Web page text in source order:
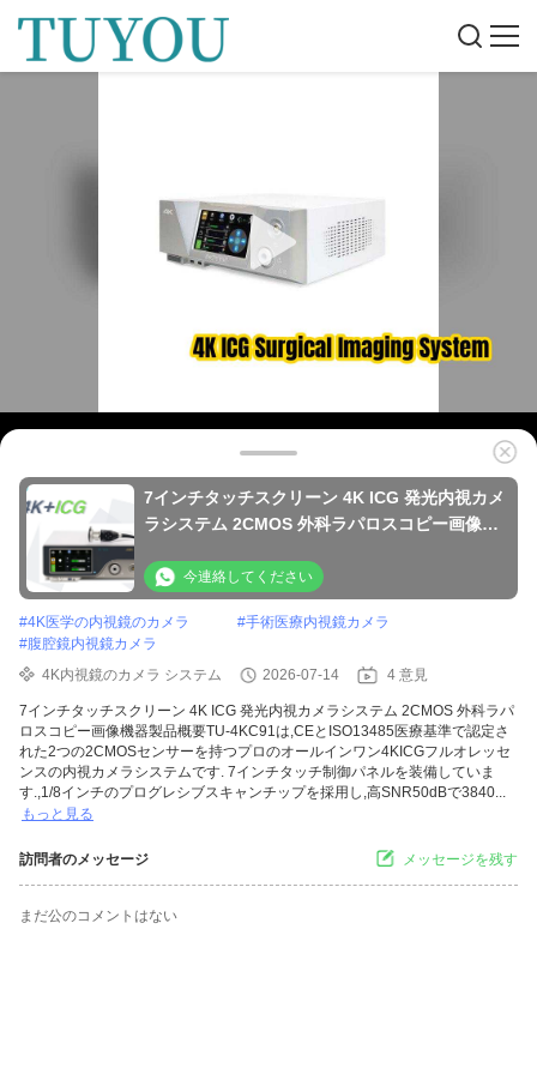
7インチタッチスクリーン 4K ICG 発光内視カメ
ラシステム 2CMOS 外科ラパロスコピー画像機
今連絡してください
#4K医学の内視鏡のカメラ #手術医療内視鏡カメラ
#腹腔鏡内視鏡カメラ
4K内視鏡のカメラ システム
2026-07-14 4 意見
7インチタッチスクリーン 4K ICG 発光内視カメラシステム 2CMOS 外科ラパ
ロスコピー画像機器製品概要TU-4KC91は,CEとISO13485医療基準で認定さ
れた2つの2CMOSセンサーを持つプロのオールインワン4KICGフルオレッセ
ンスの内視カメラシステムです. 7インチタッチ制御パネルを装備していま
す.,1/8インチのプログレシブスキャンチップを採用し,高SNR50dBで3840...
もっと見る
訪問者のメッセージ メッセージを残す
まだ公のコメントはない